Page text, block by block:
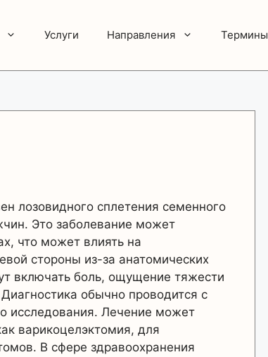
Услуги Направления Термины
лозовидного сплетения семенного
Это заболевание может
что может влиять на
стороны из-за анатомических
включать боль, ощущение тяжести
обычно проводится с
исследования. Лечение может
варикоцелэктомия, для
В сфере здравоохранения